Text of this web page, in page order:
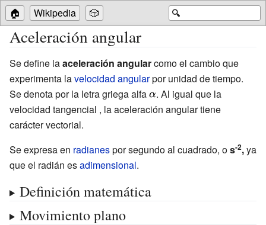
🔍
🏠 Wikipedia 🎲
Aceleración angular
Se define laaceleración angularcomo el cambio que
experimenta lavelocidad angularpor unidad de tiempo.
Se denota por la letra griega alfa{\displaystyle
\alpha }
. Al igual que la
velocidad tangencial , la aceleración angular tiene
carácter vectorial.
Se expresa en radianespor segundo al cuadrado, os-2,ya
que el radián esadimensional.
Definición matemática
Movimiento plano